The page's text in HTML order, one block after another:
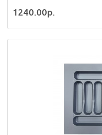
1240.00р.